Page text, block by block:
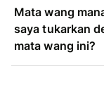
Mata wang
saya tukarkan
mata wang ini?